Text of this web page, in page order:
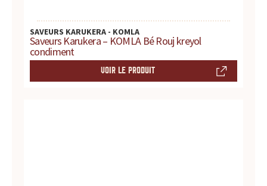
t
e
SAVEURS KARUKERA - KOMLA
Saveurs Karukera – KOMLA Bé Rouj kreyol
condiment
VOIR LE PRODUIT